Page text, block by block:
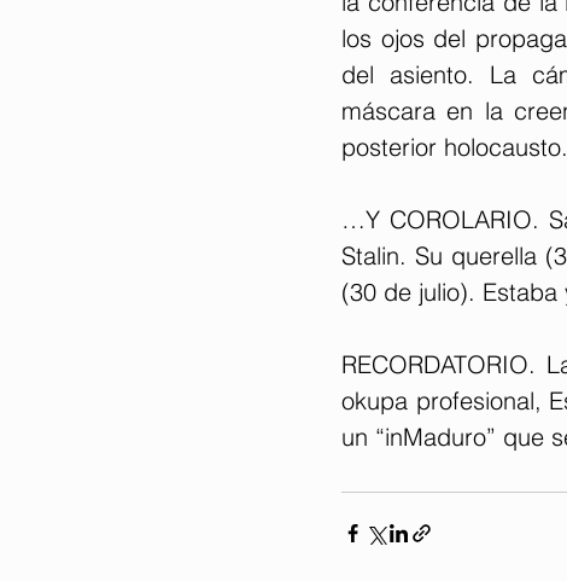
los ojos del
del asiento. La
máscara en la
posterior
…Y COROLARIO.
Stalin. Su querella
(30 de julio).
okupa profesional,
un “inMaduro” que